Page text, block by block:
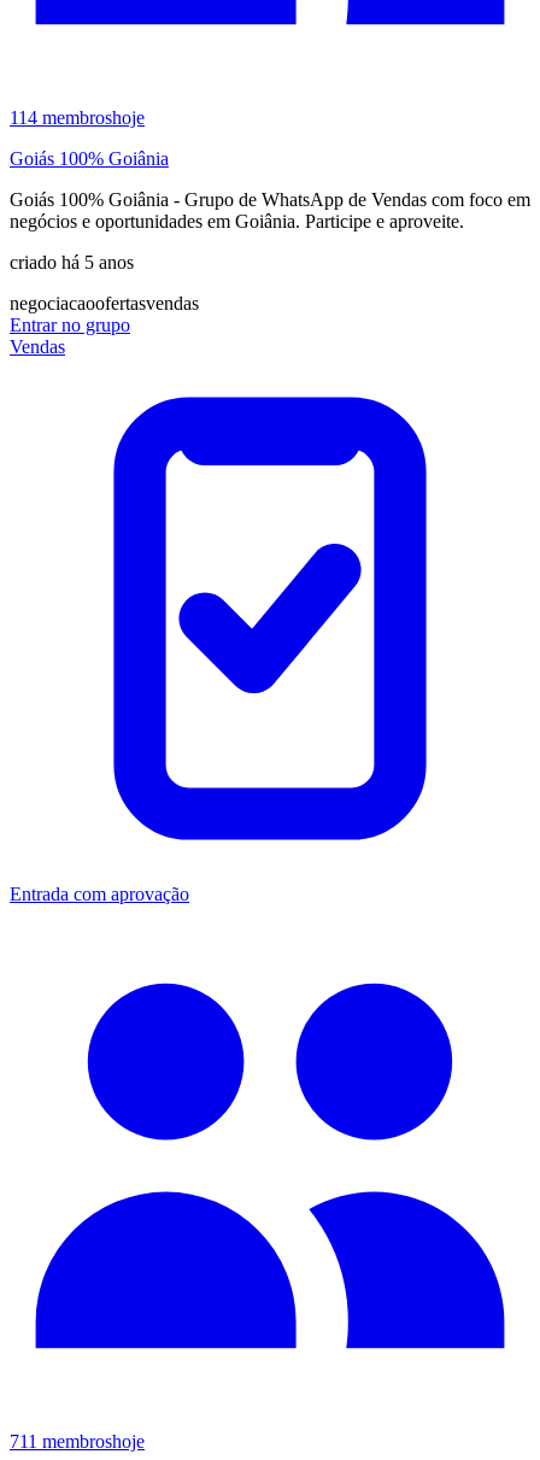
114 membroshoje
Goiás 100% Goiânia
Goiás 100% Goiânia - Grupo de WhatsApp de Vendas com foco em
negócios e oportunidades em Goiânia. Participe e aproveite.
criado há 5 anos
negociacaoofertasvendas
Entrar no grupo
Vendas
Entrada com aprovação
711 membroshoje